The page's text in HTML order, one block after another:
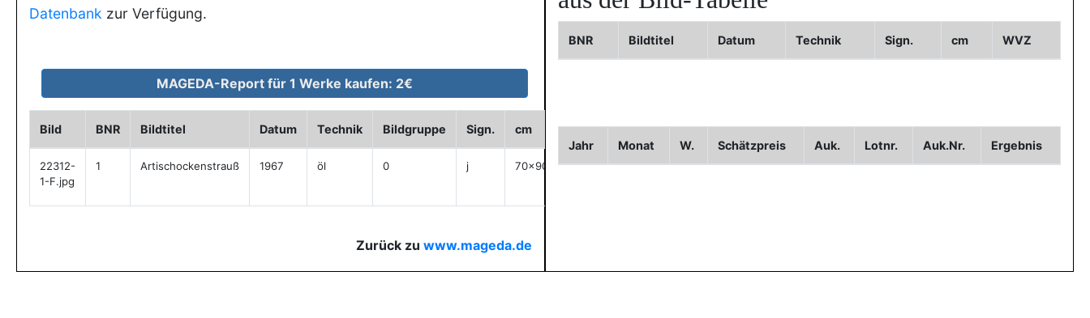
Datenbank zur Verfügung.
Bild BNR Bildtitel Datum Technik Bildgruppe Sign. cm Historie WVZ Bild2 Bild3
22312-
1-F.jpg
1 Artischockenstrauß 1967 öl 0 j
70x90
Zurück zu www.mageda.de
BNR Bildtitel Datum Technik Sign. cm WVZ
Jahr Monat W. Schätzpreis Auk. Lotnr. Auk.Nr. Ergebnis